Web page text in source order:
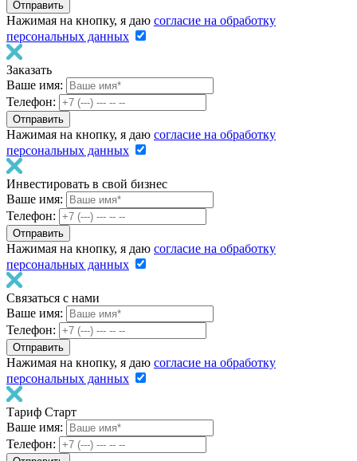
Нажимая на кнопку, я даю согласие на обработку
персональных данных
Заказать
Ваше имя:
Телефон:
Нажимая на кнопку, я даю согласие на обработку
персональных данных
Инвестировать в свой бизнес
Ваше имя:
Телефон:
Нажимая на кнопку, я даю согласие на обработку
персональных данных
Связаться с нами
Ваше имя:
Телефон:
Нажимая на кнопку, я даю согласие на обработку
персональных данных
Тариф Старт
Ваше имя:
Телефон: